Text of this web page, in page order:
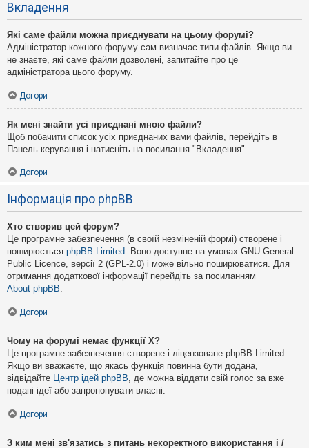
Вкладення
Які саме файли можна приєднувати на цьому форумі?
Адміністратор кожного форуму сам визначає типи файлів. Якщо ви
не знаєте, які саме файли дозволені, запитайте про це
адміністратора цього форуму.
Догори
Як мені знайти усі приєднані мною файли?
Щоб побачити список усіх приєднаних вами файлів, перейдіть в
Панель керування і натисніть на посилання "Вкладення".
Догори
Інформація про phpBB
Хто створив цей форум?
Це програмне забезпечення (в своїй незміненій формі) створене і
поширюється phpBB Limited. Воно доступне на умовах GNU General
Public Licence, версії 2 (GPL-2.0) і може вільно поширюватися. Для
отримання додаткової інформації перейдіть за посиланням
About phpBB.
Догори
Чому на форумі немає функції X?
Це програмне забезпечення створене і ліцензоване phpBB Limited.
Якщо ви вважаєте, що якась функція повинна бути додана,
відвідайте Центр ідей phpBB, де можна віддати свій голос за вже
подані ідеї або запропонувати власні.
Догори
З ким мені зв'язатись з питань некоректного використання і /